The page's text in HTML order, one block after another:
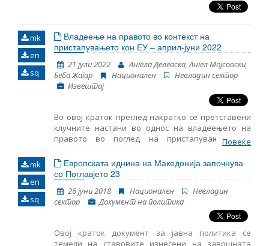
mk
en
sq
Владеење на правото во контекст на
пристапувањето кон ЕУ – април-јуни 2022
21 јули 2022
Ангела Делевска, Ангел Мојсовски,
Беба Жагар
Национален
Невладин сектор
Извештај
Во овој краток преглед накратко се претставени
клучните настани во однос на владеењето на
правото во поглед на пристапувањето на
Република Северна Македонија во ЕУ за
периодот април-јуни 2022 година. Тој вклучува
мониторинг на основите начела за пристапување
во ЕУ, вклучително и на клучните настани во
функционирањето на демократските институции,
реформата на јавната администрација и
Поглавјето 23: Судство и основни права.
Повеќе
mk
en
sq
Европската иднина на Македонија започнува
со Поглавјето 23
26 јуни 2018 Национален
Невладин
сектор
Документ на политика
Овој краток документ за јавна политика се
темели на ставовите изнесени на завршната